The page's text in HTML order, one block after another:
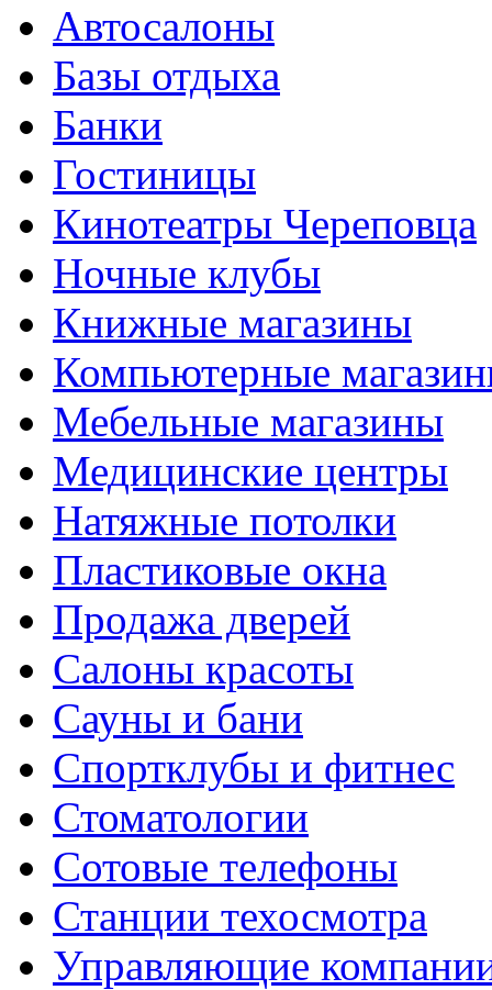
Автосалоны
Базы отдыха
Банки
Гостиницы
Кинотеатры Череповца
Ночные клубы
Книжные магазины
Компьютерные
Мебельные магазины
Медицинские центры
Натяжные потолки
Пластиковые окна
Продажа дверей
Салоны красоты
Сауны и бани
Спортклубы и фитнес
Стоматологии
Сотовые телефоны
Станции техосмотра
Управляющие